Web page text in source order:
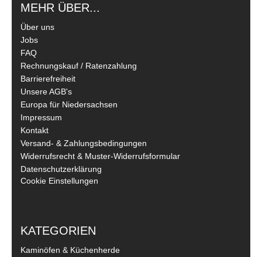
MEHR ÜBER...
Über uns
Jobs
FAQ
Rechnungskauf / Ratenzahlung
Barrierefreiheit
Unsere AGB's
Europa für Niedersachsen
Impressum
Kontakt
Versand- & Zahlungsbedingungen
Widerrufsrecht & Muster-Widerrufsformular
Datenschutzerklärung
Cookie Einstellungen
KATEGORIEN
Kaminöfen & Küchenherde